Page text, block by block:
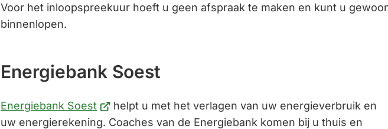
Voor het inloopspreekuur hoeft u geen afspraak te maken en kunt u
binnenlopen.
Energiebank Soest
Energiebank Soest(Verwijst
naar
helpt u met het verlagen van uw energieverbruik en
uw energierekening. Coaches van de Energiebank komen bij u thuis en